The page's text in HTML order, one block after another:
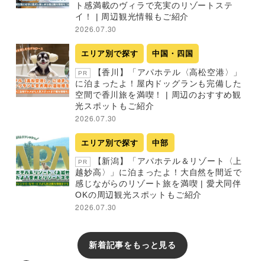
ト感満載のヴィラで充実のリゾートステ
イ！ | 周辺観光情報もご紹介
2026.07.30
エリア別で探す 中国・四国
PR
【香川】「アパホテル〈高松空港〉」
に泊まったよ！屋内ドッグランも完備した
空間で香川旅を満喫！ | 周辺のおすすめ観
光スポットもご紹介
2026.07.30
エリア別で探す 中部
PR
【新潟】「アパホテル＆リゾート〈上
越妙高〉」に泊まったよ！大自然を間近で
感じながらのリゾート旅を満喫 | 愛犬同伴
OKの周辺観光スポットもご紹介
2026.07.30
新着記事をもっと見る